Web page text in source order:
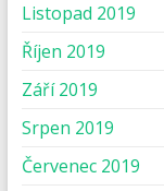
Listopad 2019
Říjen 2019
Září 2019
Srpen 2019
Červenec 2019